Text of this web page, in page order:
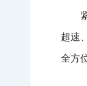
超速
全方